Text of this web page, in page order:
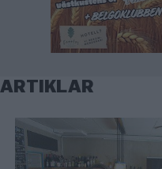
ARTIKLAR